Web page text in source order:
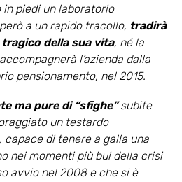
piedi un laboratorio
a un rapido tracollo, tradirà
della sua vita, né la
l’azienda dalla
pensionamento, nel 2015.
ma pure di “sfighe”subite
un testardo
di tenere a galla una
nei momenti più bui della crisi
avvio nel 2008 e che si è